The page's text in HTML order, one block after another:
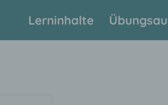
Lerninhalte